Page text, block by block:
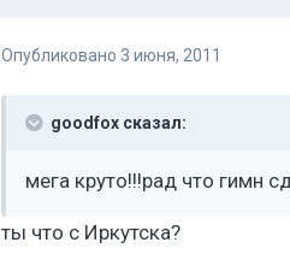
Опубликовано 3 июня, 2011
goodfox сказал:
мега круто!!!рад что гимн
ты что с Иркутска?